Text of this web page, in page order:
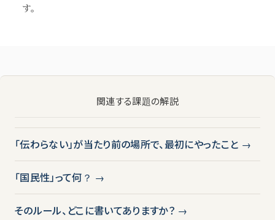
す。
関連する課題の解説
「伝わらない」が当たり前の場所で、最初にやったこと →
「国民性」って何？ →
そのルール、どこに書いてありますか？ →